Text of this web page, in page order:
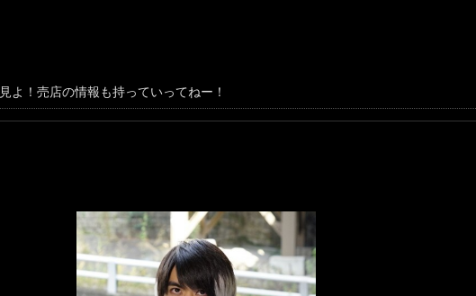
よ！売店の情報も持っていってねー！